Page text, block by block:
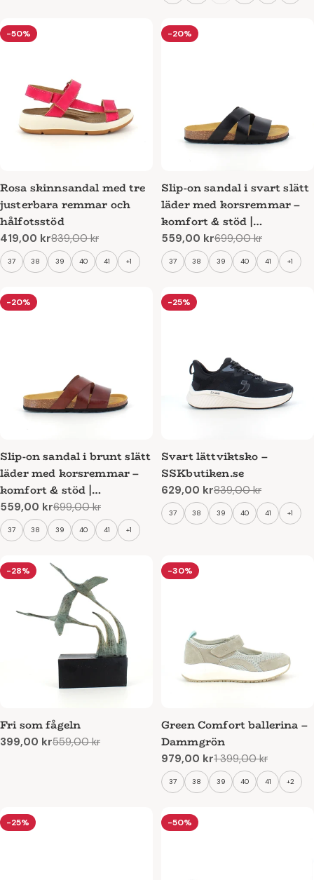
-50%
Rosa skinnsandal med tre
justerbara remmar och
hålfotsstöd
Reapris
419,00 kr
Ordinarie
pris
839,00 kr
37 38 39 40 41 +1
-20%
Slip-on sandal i svart slätt
läder med korsremmar –
komfort & stöd |
SSKbutiken.se
Reapris
559,00 kr
Ordinarie
pris
699,00 kr
37 38 39 40 41 +1
-20%
Slip-on sandal i brunt slätt
läder med korsremmar –
komfort & stöd |
SSKbutiken.se
Reapris
559,00 kr
Ordinarie
pris
699,00 kr
37 38 39 40 41 +1
-25%
Svart lättviktsko –
SSKbutiken.se
Reapris
629,00 kr
Ordinarie
pris
839,00 kr
37 38 39 40 41 +1
-28%
Fri som fågeln
Reapris
399,00 kr
Ordinarie559,00 kr
-30%
Green Comfort ballerina –
Dammgrön
Reapris
979,00 kr
Ordinarie
pris
1 399,00 kr
37 38 39 40 41 +2
-25% -50%